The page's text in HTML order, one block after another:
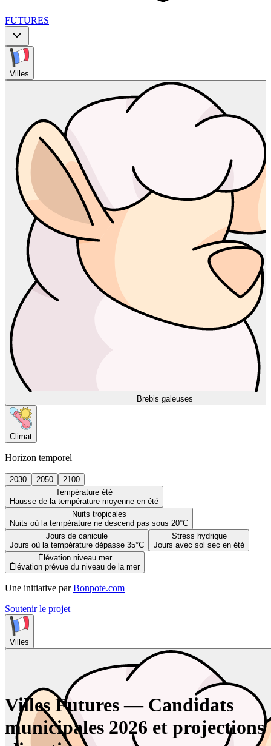
FUTURES
Villes
Brebis galeuses
Climat
Horizon temporel
2030 2050
2100
Température été
Hausse de la température moyenne en été
Nuits tropicales
Nuits où la température ne descend pas sous 20°C
Jours de canicule
Jours où la température dépasse 35°C
Stress hydrique
Jours avec sol sec en été
Élévation niveau mer
Élévation prévue du niveau de la mer
Une initiative par Bonpote.com
Soutenir le projet
Villes
Villes Futures — Candidats
municipales 2026 et projections